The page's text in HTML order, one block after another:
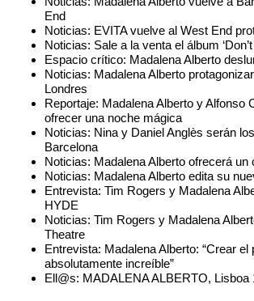
End
Noticias: EVITA vuelve al West End
Noticias: Sale a la venta el álbum
Espacio crítico: Madalena Alberto
Noticias: Madalena Alberto
Londres
Reportaje: Madalena Alberto y Alfonso
ofrecer una noche mágica
Noticias: Nina y Daniel Anglès serán
Barcelona
Noticias: Madalena Alberto ofrecerá
Noticias: Madalena Alberto edita su
Entrevista: Tim Rogers y Madalena
HYDE
Noticias: Tim Rogers y Madalena
Theatre
Entrevista: Madalena Alberto: “Crear
absolutamente increíble”
Ell@s: MADALENA ALBERTO, Lisboa